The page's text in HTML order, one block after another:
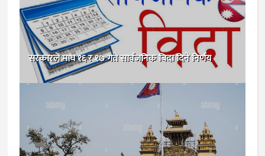
सरकारले माघ १६ र १७ गते सार्वजनिक बिदा दिने निर्णय